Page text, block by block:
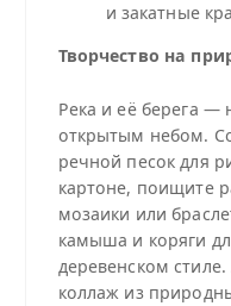
и закатные
Творчество на
Река и её берега —
открытым небом.
речной песок для
картоне, поищите
мозаики или
камыша и коряги
деревенском
коллаж из